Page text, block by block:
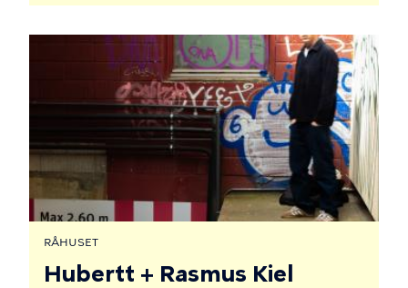
RÅHUSET
Hubertt + Rasmus Kiel